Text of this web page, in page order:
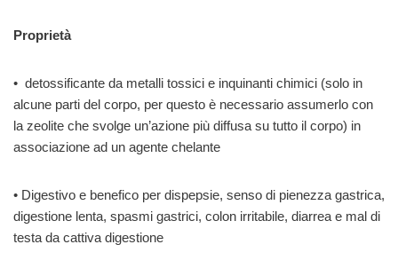
Proprietà
• detossificante da metalli tossici e inquinanti chimici (solo in
alcune parti del corpo, per questo è necessario assumerlo con
la zeolite che svolge un’azione più diffusa su tutto il corpo) in
associazione ad un agente chelante
• Digestivo e benefico per dispepsie, senso di pienezza gastrica,
digestione lenta, spasmi gastrici, colon irritabile, diarrea e mal di
testa da cattiva digestione